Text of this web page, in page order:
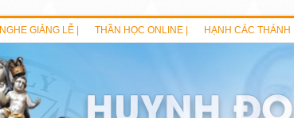
NGHE GIẢNG LỄ | THẦN HỌC ONLINE | HẠNH CÁC THÁNH |